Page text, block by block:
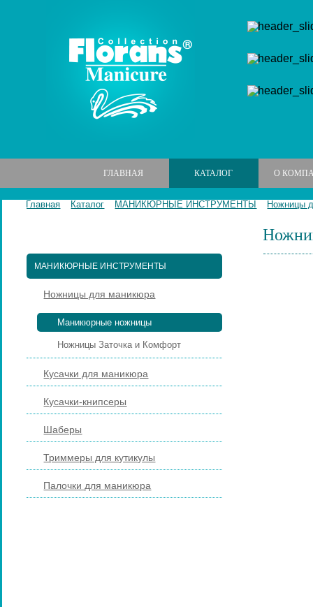
ГЛАВНАЯ КАТАЛОГ О
Главная Каталог МАНИКЮРНЫЕ ИНСТРУМЕНТЫ Ножницы
МАНИКЮРНЫЕ ИНСТРУМЕНТЫ
Ножницы для маникюра
Маникюрные ножницы
Ножницы Заточка и Комфорт
Кусачки для маникюра
Кусачки-книпсеры
Шаберы
Триммеры для кутикулы
Палочки для маникюра